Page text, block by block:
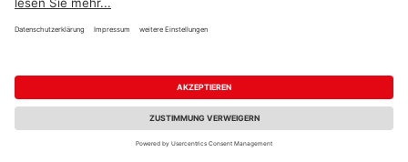
Impressum AGB Widerruf
Datenschutz
Reservierungsbedingungen
Vertrag widerrufen